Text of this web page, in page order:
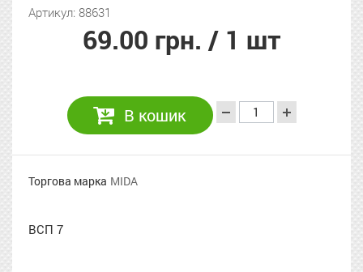
Артикул: 88631
69.00 грн. / 1 шт
В кошик
Торгова марка MIDA
ВСП 7